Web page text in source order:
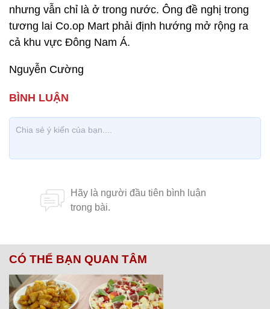
nhưng vẫn chỉ là ở trong nước. Ông đề nghị trong
tương lai Co.op Mart phải định hướng mở rộng ra
cả khu vực Đông Nam Á.
Nguyễn Cường
CÓ THỂ BẠN QUAN TÂM